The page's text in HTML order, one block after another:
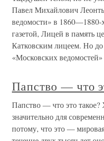
Павел Михайлович
ведомости» в 1860—1880-
газетой, Лицей в память
Катковским лицеем. Но до
«Московских
Папство — что
Папство — что это такое?
значительно для
потому, что это —